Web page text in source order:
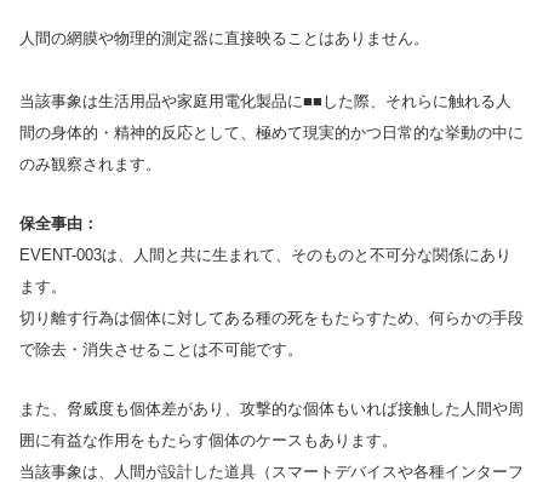
人間の網膜や物理的測定器に直接映ることはありません。
当該事象は生活用品や家庭用電化製品に■■した際、それらに触れる人
間の身体的・精神的反応として、極めて現実的かつ日常的な挙動の中に
のみ観察されます。
保全事由：
EVENT-003は、人間と共に生まれて、そのものと不可分な関係にあり
ます。
切り離す行為は個体に対してある種の死をもたらすため、何らかの手段
で除去・消失させることは不可能です。
また、脅威度も個体差があり、攻撃的な個体もいれば接触した人間や周
囲に有益な作用をもたらす個体のケースもあります。
当該事象は、人間が設計した道具（スマートデバイスや各種インターフ